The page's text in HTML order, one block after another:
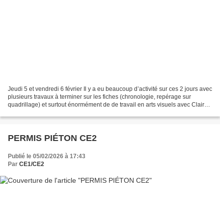
Jeudi 5 et vendredi 6 février Il y a eu beaucoup d’activité sur ces 2 jours avec
plusieurs travaux à terminer sur les fiches (chronologie, repérage sur
quadrillage) et surtout énormément de de travail en arts visuels avec Claire
PERMIS PIÉTON CE2
Publié le 05/02/2026 à 17:43
Par CE1/CE2